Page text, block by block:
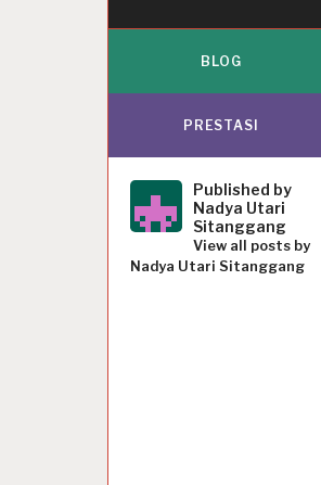
BLOG
PRESTASI
Published by
Nadya Utari
Sitanggang
View all posts by
Nadya Utari Sitanggang